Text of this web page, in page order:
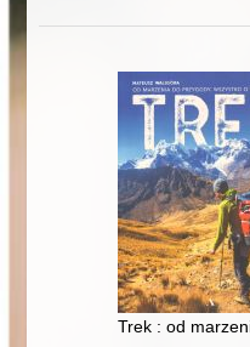
Trek : od